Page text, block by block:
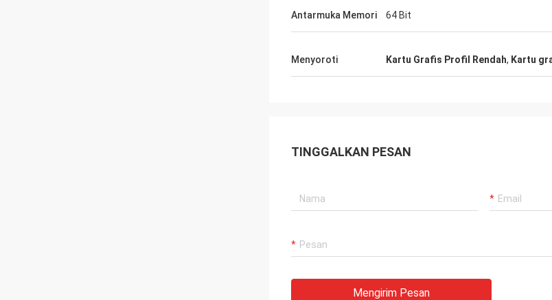
Antarmuka Memori 64 Bit
Menyoroti Kartu Grafis Profil Rendah, Kartu
TINGGALKAN PESAN
Mengirim Pesan